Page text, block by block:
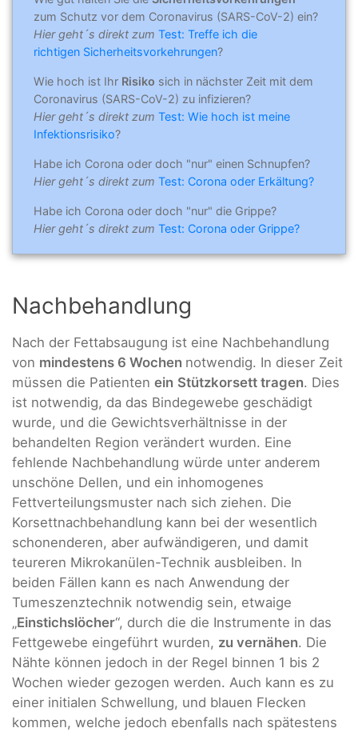
zum Schutz vor dem Coronavirus (SARS-CoV-2) ein?
Hier geht´s direkt zum Test: Treffe ich die
richtigen Sicherheitsvorkehrungen?
Wie hoch ist Ihr Risiko sich in nächster Zeit mit dem
Coronavirus (SARS-CoV-2) zu infizieren?
Hier geht´s direkt zum Test: Wie hoch ist meine
Infektionsrisiko?
Habe ich Corona oder doch "nur" einen Schnupfen?
Hier geht´s direkt zum Test: Corona oder Erkältung?
Habe ich Corona oder doch "nur" die Grippe?
Hier geht´s direkt zum Test: Corona oder Grippe?
Nachbehandlung
Nach der Fettabsaugung ist eine Nachbehandlung
von mindestens 6 Wochen notwendig. In dieser Zeit
müssen die Patienten ein Stützkorsett tragen. Dies
ist notwendig, da das Bindegewebe geschädigt
wurde, und die Gewichtsverhältnisse in der
behandelten Region verändert wurden. Eine
fehlende Nachbehandlung würde unter anderem
unschöne Dellen, und ein inhomogenes
Fettverteilungsmuster nach sich ziehen. Die
Korsettnachbehandlung kann bei der wesentlich
schonenderen, aber aufwändigeren, und damit
teureren Mikrokanülen-Technik ausbleiben. In
beiden Fällen kann es nach Anwendung der
Tumeszenztechnik notwendig sein, etwaige
„Einstichslöcher“, durch die die Instrumente in das
Fettgewebe eingeführt wurden, zu vernähen. Die
Nähte können jedoch in der Regel binnen 1 bis 2
Wochen wieder gezogen werden. Auch kann es zu
einer initialen Schwellung, und blauen Flecken
kommen, welche jedoch ebenfalls nach spätestens